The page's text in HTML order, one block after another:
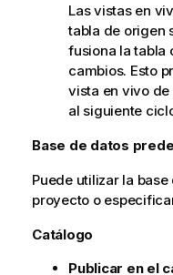
Las vistas en
tabla de origen
fusiona la tabla
cambios. Esto
vista en vivo
al siguiente
Base de datos
Puede utilizar la
proyecto o
Catálogo
Publicar en el